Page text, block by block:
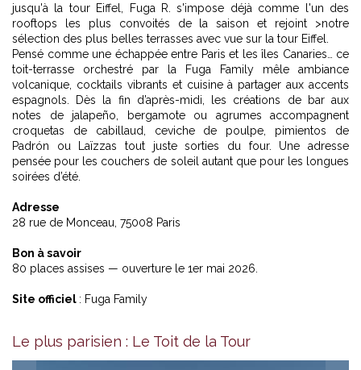
jusqu'à la tour Eiffel, Fuga R. s'impose déjà comme l'un des
rooftops les plus convoités de la saison et rejoint >notre
sélection des plus belles terrasses avec vue sur la tour Eiffel.
Pensé comme une échappée entre Paris et les îles Canaries… ce
toit-terrasse orchestré par la Fuga Family mêle ambiance
volcanique, cocktails vibrants et cuisine à partager aux accents
espagnols. Dès la fin d’après-midi, les créations de bar aux
notes de jalapeño, bergamote ou agrumes accompagnent
croquetas de cabillaud, ceviche de poulpe, pimientos de
Padrón ou Laïzzas tout juste sorties du four. Une adresse
pensée pour les couchers de soleil autant que pour les longues
soirées d’été.
Adresse
28 rue de Monceau, 75008 Paris
Bon à savoir
80 places assises — ouverture le 1er mai 2026.
Site officiel : Fuga Family
Le plus parisien : Le Toit de la Tour